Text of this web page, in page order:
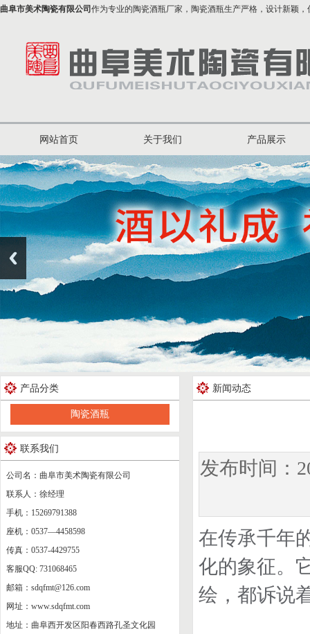
曲阜市美术陶瓷有限公司 作为专业的陶瓷酒瓶厂家，陶瓷酒瓶生产严格，设计新颖
网站首页 关于我们 产品展示
产品分类
陶瓷酒瓶
联系我们
公司名：曲阜市美术陶瓷有限公司
联系人：徐经理
手机：15269791388
座机：0537—4458598
传真：0537-4429755
客服QQ: 731068465
邮箱：sdqfmt@126.com
网址：www.sdqfmt.com
地址：曲阜西开发区阳春西路孔圣文化园
新闻动态
发布时间：
在传承千年
化的象征。
绘，都诉说